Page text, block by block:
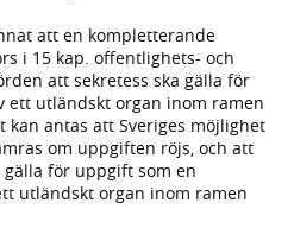
att en kompletterande
i 15 kap. offentlighets- och
att sekretess ska gälla för
ett utländskt organ inom ramen
kan antas att Sveriges möjlighet
om uppgiften röjs, och att
gälla för uppgift som en
utländskt organ inom ramen